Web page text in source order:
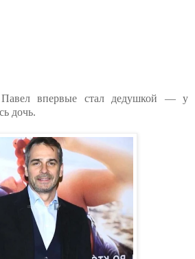
впервые стал дедушкой — у
дочь.